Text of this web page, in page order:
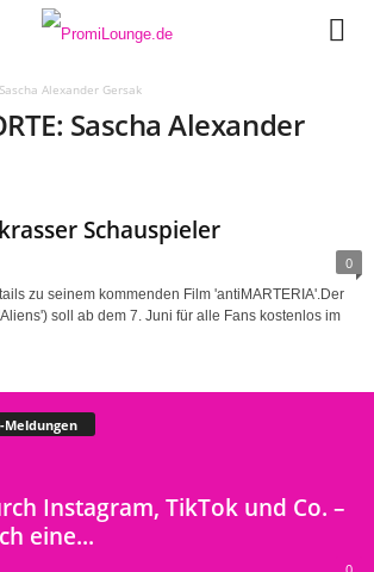
Sascha Alexander Gersak
Sascha Alexander
Schauspieler
0
zu seinem kommenden Film 'antiMARTERIA'.Der
soll ab dem 7. Juni für alle Fans kostenlos im
Meldungen
Instagram, TikTok und Co. –
eine...